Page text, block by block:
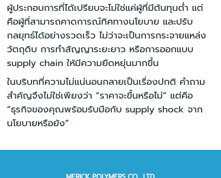
ผู้ประกอบการที่ได้เปรียบจะไม่ใช่แค่ผู้ที่มีต้นทุนต่ำ แต่
คือผู้ที่สามารถคาดการณ์ทิศทางนโยบาย และปรับ
กลยุทธ์ได้อย่างรวดเร็ว ไม่ว่าจะเป็นการกระจายแหล่ง
วัตถุดิบ การทำสัญญาระยะยาว หรือการออกแบบ
supply chain ให้มีความยืดหยุ่นมากขึ้น
ในบริบทที่ความไม่แน่นอนกลายเป็นเรื่องปกติ คำถาม
สำคัญจึงไม่ใช่เพียงว่า “ราคาจะขึ้นหรือไม่” แต่คือ
“ธุรกิจของคุณพร้อมรับมือกับ supply shock จาก
นโยบายหรือยัง”